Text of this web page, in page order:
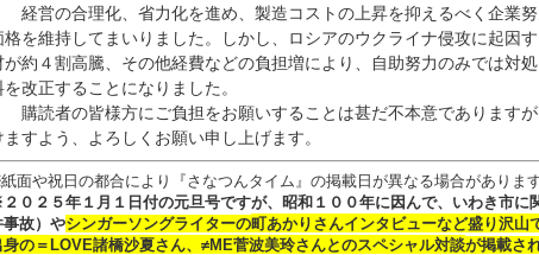
経営の合理化、省力化を進め、製造コストの上昇を抑えるべく企業
格を維持してまいりました。しかし、ロシアのウクライナ侵攻に起因
が約４割高騰、その他経費などの負担増により、自助努力のみでは対
を改正することになりました。
購読者の皆様方にご負担をお願いすることは甚だ不本意であります
ますよう、よろしくお願い申し上げます。
紙面や祝日の都合により『さなつんタイム』の掲載日が異なる場合がありま
２０２５年１月 １日 付の元旦号ですが、昭和１００年に因んで、いわき市
事故）やシンガーソングライターの町あかりさんインタビューなど盛り沢山
身の ＝LOVE諸橋沙夏さん、≠ME菅波美玲さんとのスペシャル対談が掲載さ